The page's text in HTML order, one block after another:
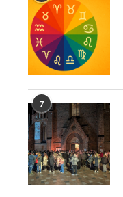
7